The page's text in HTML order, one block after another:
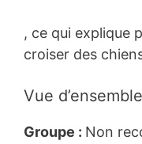
, ce qui explique
croiser des
Vue d’ensemble
Groupe : Non